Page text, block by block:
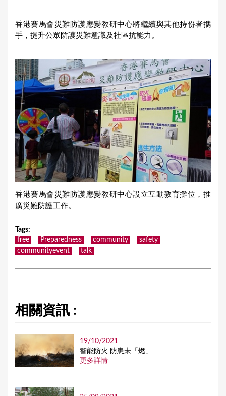
香港賽馬會災難防護應變教研中心將繼續與其他持份者攜
手，提升公眾防護災難意識及社區抗能力。
香港賽馬會災難防護應變教研中心設立互動教育攤位，推
廣災難防護工作。
Tags:
free
Preparedness community
safety
communityevent
talk
相關資訊 :
19/10/2021
智能防火 防患未「燃」
更多詳情